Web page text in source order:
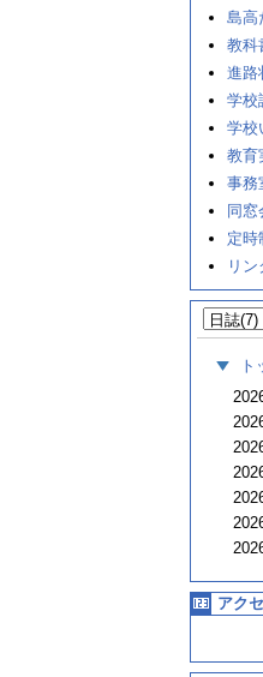
島高
教科
進路
学校
学校
教育
事務
同窓
定時
リン
ト
アク